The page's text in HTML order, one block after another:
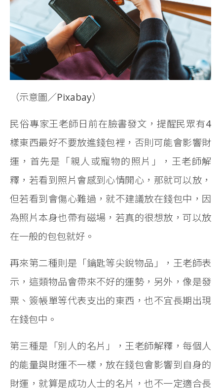
（示意圖／Pixabay）
民俗專家王老師日前在臉書發文，提醒民眾有4
樣東西最好不要放進錢包裡，否則可能會影響財
運，首先是「親人或寵物的照片」，王老師解
釋，若看到照片會感到心情開心，那就可以放，
但若看到會傷心難過，就不建議放在錢包中，因
為照片本身也帶有磁場，若真的很想放，可以放
在一般的包包就好。
再來第二種則是「鑰匙等尖銳物品」，王老師表
示，這類物品會帶來不好的運勢，另外，像是發
票、簽帳單等代表支出的東西，也不宜長期出現
在錢包中。
第三種是「別人的名片」，王老師解釋，每個人
的能量與財運不一樣，放在錢包會影響到自身的
財運，就算是成功人士的名片，也不一定適合長